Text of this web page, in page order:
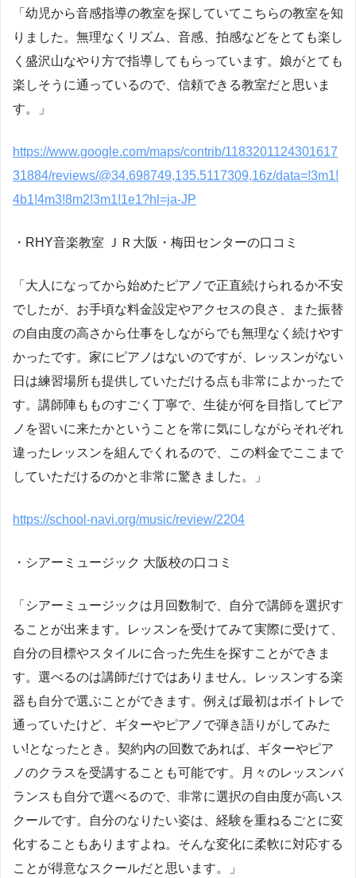
「幼児から音感指導の教室を探していてこちらの教室を知
りました。無理なくリズム、音感、拍感などをとても楽し
く盛沢山なやり方で指導してもらっています。娘がとても
楽しそうに通っているので、信頼できる教室だと思いま
す。」
https://www.google.com/maps/contrib/1183201124301617
31884/reviews/@34.698749,135.5117309,16z/data=!3m1!
4b1!4m3!8m2!3m1!1e1?hl=ja-JP
・RHY音楽教室 ＪＲ大阪・梅田センターの口コミ
「大人になってから始めたピアノで正直続けられるか不安
でしたが、お手頃な料金設定やアクセスの良さ、また振替
の自由度の高さから仕事をしながらでも無理なく続けやす
かったです。家にピアノはないのですが、レッスンがない
日は練習場所も提供していただける点も非常によかったで
す。講師陣もものすごく丁寧で、生徒が何を目指してピア
ノを習いに来たかということを常に気にしながらそれぞれ
違ったレッスンを組んでくれるので、この料金でここまで
していただけるのかと非常に驚きました。」
https://school-navi.org/music/review/2204
・シアーミュージック 大阪校の口コミ
「シアーミュージックは月回数制で、自分で講師を選択す
ることが出来ます。レッスンを受けてみて実際に受けて、
自分の目標やスタイルに合った先生を探すことができま
す。選べるのは講師だけではありません。レッスンする楽
器も自分で選ぶことができます。例えば最初はボイトレで
通っていたけど、ギターやピアノで弾き語りがしてみた
い!となったとき。契約内の回数であれば、ギターやピア
ノのクラスを受講することも可能です。月々のレッスンバ
ランスも自分で選べるので、非常に選択の自由度が高いス
クールです。自分のなりたい姿は、経験を重ねるごとに変
化することもありますよね。そんな変化に柔軟に対応する
ことが得意なスクールだと思います。」